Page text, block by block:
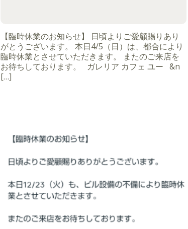
【臨時休業のお知らせ】 日頃よりご愛顧賜りあり
がとうございます。 本日4/5（日）は、都合により
臨時休業とさせていただきます。 またのご来店を
お待ちしております。 ガレリア カフェ ユー &n
[…]